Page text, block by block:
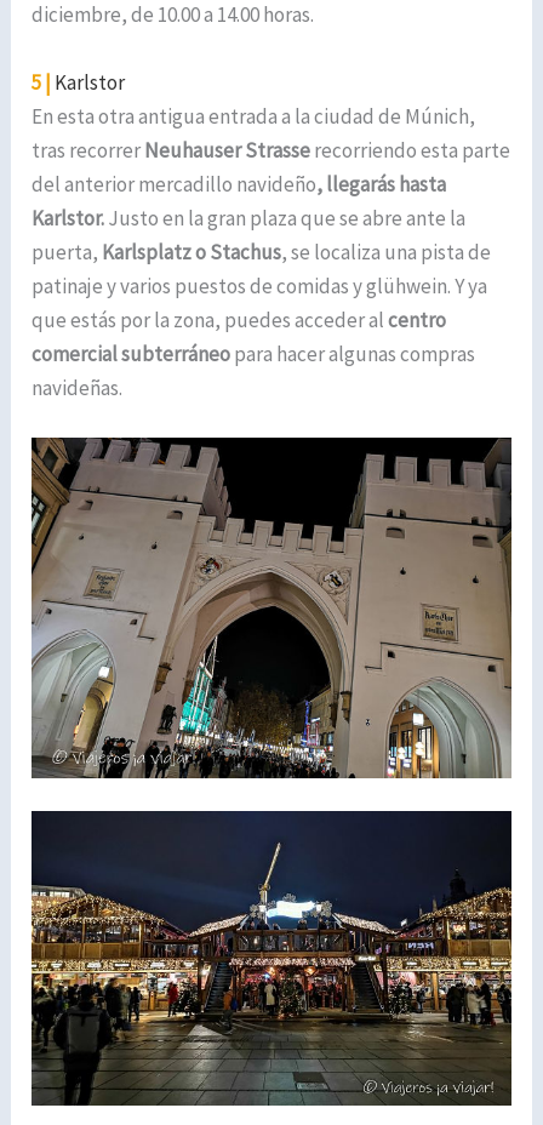
diciembre, de 10.00 a 14.00 horas.
5 | Karlstor
En esta otra antigua entrada a la ciudad de Múnich,
tras recorrerNeuhauser Strasserecorriendo esta parte
del anterior mercadillo navideño, llegarás hasta
Karlstor.Justo en la gran plaza que se abre ante la
puerta, Karlsplatz o Stachus, se localiza una pista de
patinaje y varios puestos de comidas y glühwein. Y ya
que estás por la zona, puedes acceder alcentro
comercial subterráneopara hacer algunas compras
navideñas.